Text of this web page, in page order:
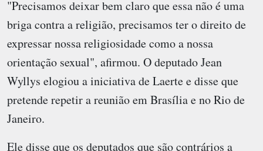
"Precisamos deixar bem claro que essa não é uma
briga contra a religião, precisamos ter o direito de
expressar nossa religiosidade como a nossa
orientação sexual", afirmou. O deputado Jean
Wyllys elogiou a iniciativa de Laerte e disse que
pretende repetir a reunião em Brasília e no Rio de
Janeiro.
Ele disse que os deputados que são contrários a